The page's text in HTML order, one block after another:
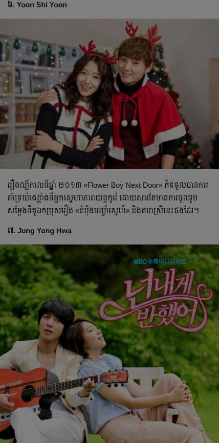
៦. Yoon Shi Yoon
រឿងល្បីកាលពីឆ្នាំ ២០១៣ «Flower Boy Next Door» ក៏ទទួលបាន​ការ
គាំទ្រយ៉ាងខ្លាំងពីអ្នកស្នេហាភាពយន្តកូរ៉េ ដោយសារតែមានការចូលរួម
សម្ដែងពីតួឯកប្រុសរឿង «នំប៉័ងបញ្ចាំស្នេហ៍» និងតារាស្រីនេះផងដែរ។
៧. Jung Yong Hwa